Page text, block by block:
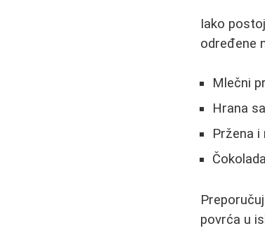
Iako
određene
Mlečni
Hrana
Pržena i
povrća u